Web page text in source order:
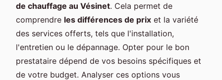
de chauffage au Vésinet. Cela permet de
comprendre les différences de prix et la variété
des services offerts, tels que l'installation,
l'entretien ou le dépannage. Opter pour le bon
prestataire dépend de vos besoins spécifiques et
de votre budget. Analyser ces options vous